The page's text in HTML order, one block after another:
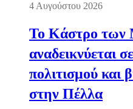
4 Αυγούστου 2026
Το Κάστρο των
αναδεικνύεται
πολιτισμού και
στην Πέλλα